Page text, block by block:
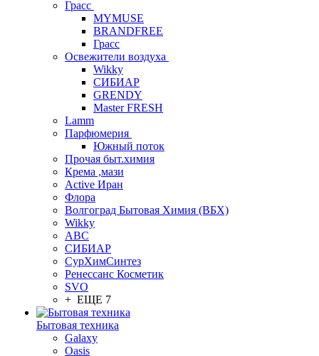
Грасс
MYMUSE
BRANDFREE
Грасс
Освежители воздуха
Wikky
СИБИАР
GRENDY
Master FRESH
Lamm
Парфюмерия
Южный поток
Прочая быт.химия
Крема ,мази
Аctive Иран
Флора
Волгоград Бытовая Химия (ВБХ)
Wikky
АВС
СИБИАР
СурХимСинтез
Ренессанс Косметик
SVO
+ ЕЩЕ 7
Бытовая техника
Galaxy
Oasis